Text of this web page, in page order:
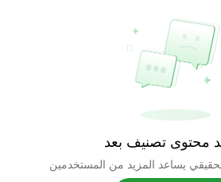
محتوى تصنيف بعد
يساعد المزيد من المستخدمين